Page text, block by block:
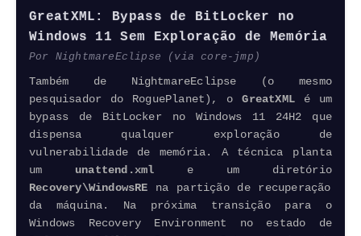
GreatXML: Bypass de BitLocker no
Windows 11 Sem Exploração de Memória
Por NightmareEclipse (via core-jmp)
Também de NightmareEclipse (o mesmo
pesquisador do RoguePlanet), o GreatXML é um
bypass de BitLocker no Windows 11 24H2 que
dispensa qualquer exploração de
vulnerabilidade de memória. A técnica planta
um unattend.​xml e um diretório
Recovery\WindowsRE na partição de recuperação
da máquina. Na próxima transição para o
Windows Recovery Environment no estado de